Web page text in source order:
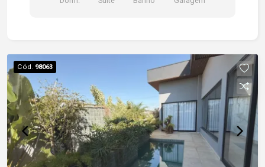
em entrar em contato!
Cód. 98063